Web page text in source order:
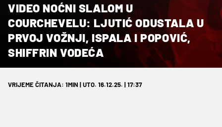
VIDEO NOĆNI SLALOM U
COURCHEVELU: LJUTIĆ ODUSTALA U
PRVOJ VOŽNJI, ISPALA I POPOVIĆ,
SHIFFRIN VODEĆA
VRIJEME ČITANJA: 1MIN | UTO. 16.12.25. | 17:37